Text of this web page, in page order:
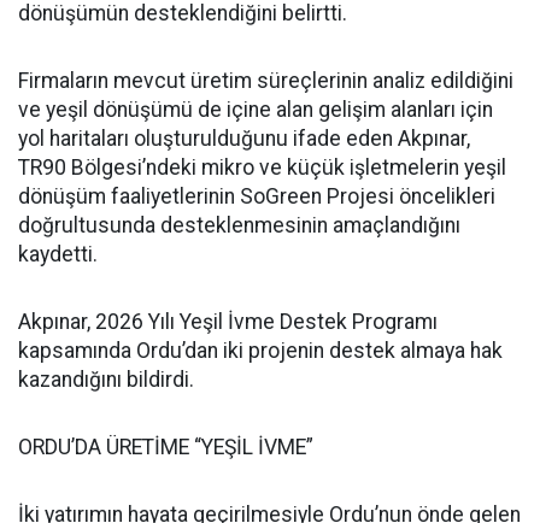
dönüşümün desteklendiğini belirtti.
Firmaların mevcut üretim süreçlerinin analiz edildiğini
ve yeşil dönüşümü de içine alan gelişim alanları için
yol haritaları oluşturulduğunu ifade eden Akpınar,
TR90 Bölgesi’ndeki mikro ve küçük işletmelerin yeşil
dönüşüm faaliyetlerinin SoGreen Projesi öncelikleri
doğrultusunda desteklenmesinin amaçlandığını
kaydetti.
Akpınar, 2026 Yılı Yeşil İvme Destek Programı
kapsamında Ordu’dan iki projenin destek almaya hak
kazandığını bildirdi.
ORDU’DA ÜRETİME “YEŞİL İVME”
İki yatırımın hayata geçirilmesiyle Ordu’nun önde gelen